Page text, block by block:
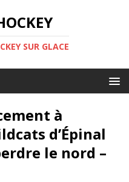
SUR GLACE
à
d’Épinal
le nord –